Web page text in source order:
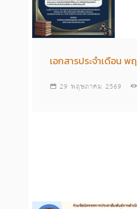
เอกสารประจำเดือน
29 พฤษภาคม 2569